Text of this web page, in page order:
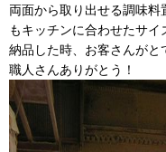
両面から取り出せる調味
もキッチンに合わせたサイ
納品した時、お客さんがと
職人さんありがとう！